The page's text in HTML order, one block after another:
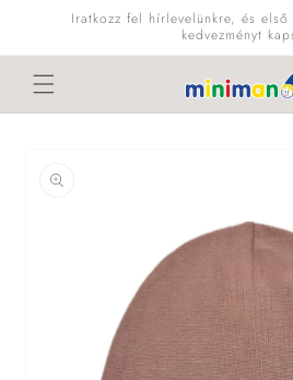
Ugrás aIratkozz fel hírlevelünkre, és
kedvezményt
ugrás a
termékadatokra